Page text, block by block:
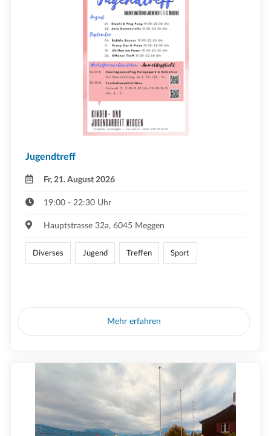
Jugendtreff
Fr, 21. August 2026
19:00 - 22:30 Uhr
Hauptstrasse 32a, 6045 Meggen
Diverses Jugend Treffen Sport
Mehr erfahren